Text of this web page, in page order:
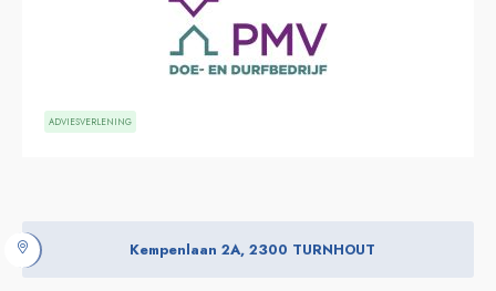
ADVIESVERLENING
Kempenlaan 2A, 2300 TURNHOUT